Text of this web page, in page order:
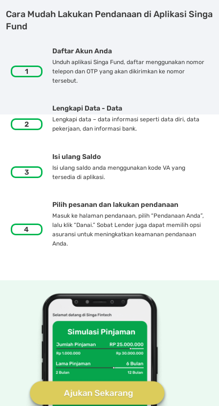
Cara Mudah Lakukan Pendanaan di Aplikasi Singa
Fund
1
Daftar Akun Anda
Unduh aplikasi Singa Fund, daftar menggunakan nomor
telepon dan OTP yang akan dikirimkan ke nomor
tersebut.
2
Lengkapi Data - Data
Lengkapi data – data informasi seperti data diri, data
pekerjaan, dan informasi bank.
3
Isi ulang Saldo
Isi ulang saldo anda menggunakan kode VA yang
tersedia di aplikasi.
4
Pilih pesanan dan lakukan pendanaan
Masuk ke halaman pendanaan, pilih “Pendanaan Anda”,
lalu klik “Danai.” Sobat Lender juga dapat memilih opsi
asuransi untuk meningkatkan keamanan pendanaan
Anda.